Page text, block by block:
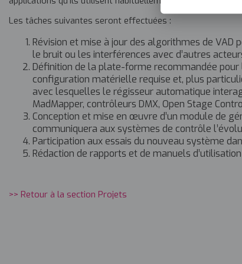
Les tâches suivantes seront effectuées :
Révision et mise à jour des algorithmes de
le bruit ou les interférences avec d’autres
Définition de la plate-forme recommandée
configuration matérielle requise et, plus
avec lesquelles le régisseur automatique
MadMapper, contrôleurs DMX, Open Stage
Conception et mise en œuvre d’un module de
communiquera aux systèmes de contrôle
Participation aux essais du nouveau système
Rédaction de rapports et de manuels
>> Retour à la section Projets